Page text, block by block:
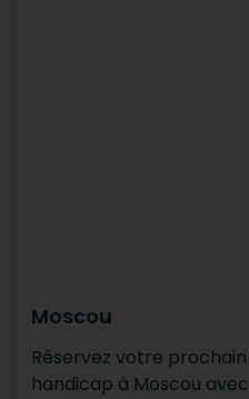
Moscou
Réservez votre
handicap à Moscou